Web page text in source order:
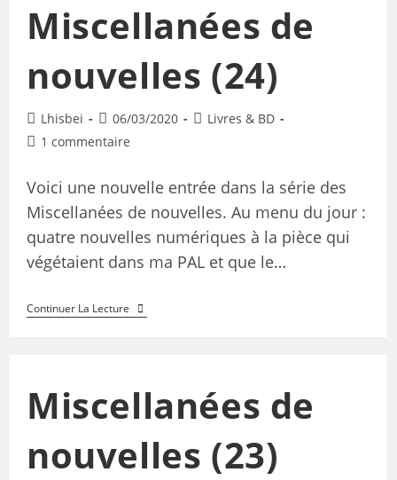
Miscellanées de
nouvelles (24)
Lhisbei 06/03/2020
Livres & BD
1 commentaire
Voici une nouvelle entrée dans la série des
Miscellanées de nouvelles. Au menu du jour :
quatre nouvelles numériques à la pièce qui
végétaient dans ma PAL et que le…
Continuer La Lecture
Miscellanées de
nouvelles (23)